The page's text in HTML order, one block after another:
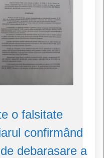
o falsitate
confirmând
debarasare a